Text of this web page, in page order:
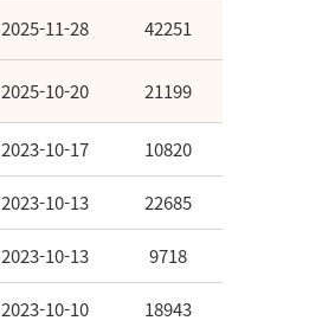
2025-11-28 42251
2025-10-20 21199
2023-10-17 10820
2023-10-13 22685
2023-10-13 9718
2023-10-10 18943